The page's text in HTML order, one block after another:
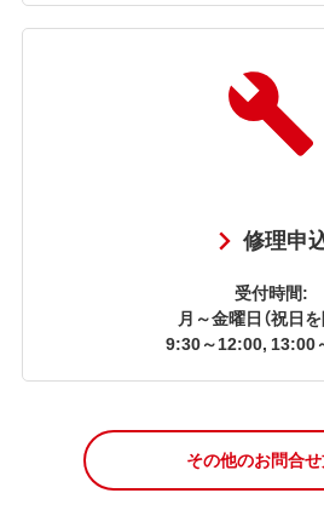
修理申
受付時間:
月～金曜日（祝日を
9:30～12:00, 13:00
その他のお問合